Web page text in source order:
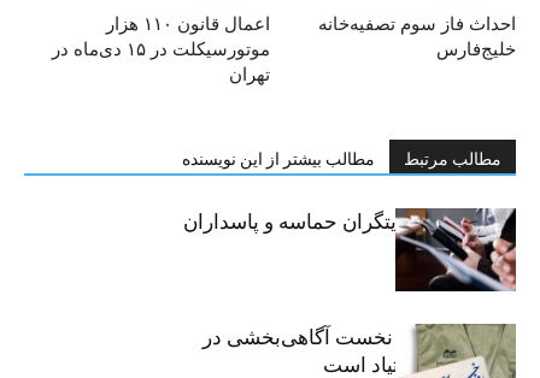
اعمال قانون ۱۱۰ هزار
موتورسیکلت در ۱۵ دی‌ماه در
تهران
احداث فاز سوم تصفیه‌خانه
خلیج‌فارس
مطالب مرتبط مطالب بیشتر از این نویسنده
خبرنگاران، روایتگران حماسه و پاسداران
حقیقت
«رسانه» سنگر نخست آگاهی‌بخشی در
پیشگیری از اعتیاد است